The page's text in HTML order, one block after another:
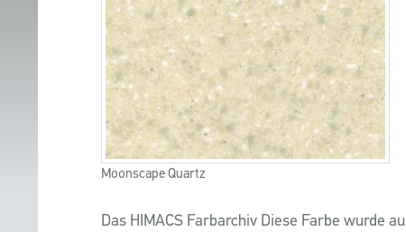
Moonscape Quartz
Das HIMACS Farbarchiv Diese Farbe wurde